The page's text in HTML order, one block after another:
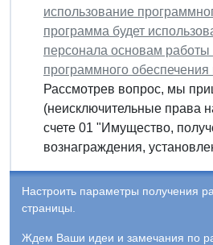
использование
программа будет
персонала основам работы
программного обеспечения
Рассмотрев вопрос, мы
(неисключительные права
счете 01 "Имущество,
вознаграждения,
Настроить параметры получения
страницы.
Ждем Ваши идеи и замечания по